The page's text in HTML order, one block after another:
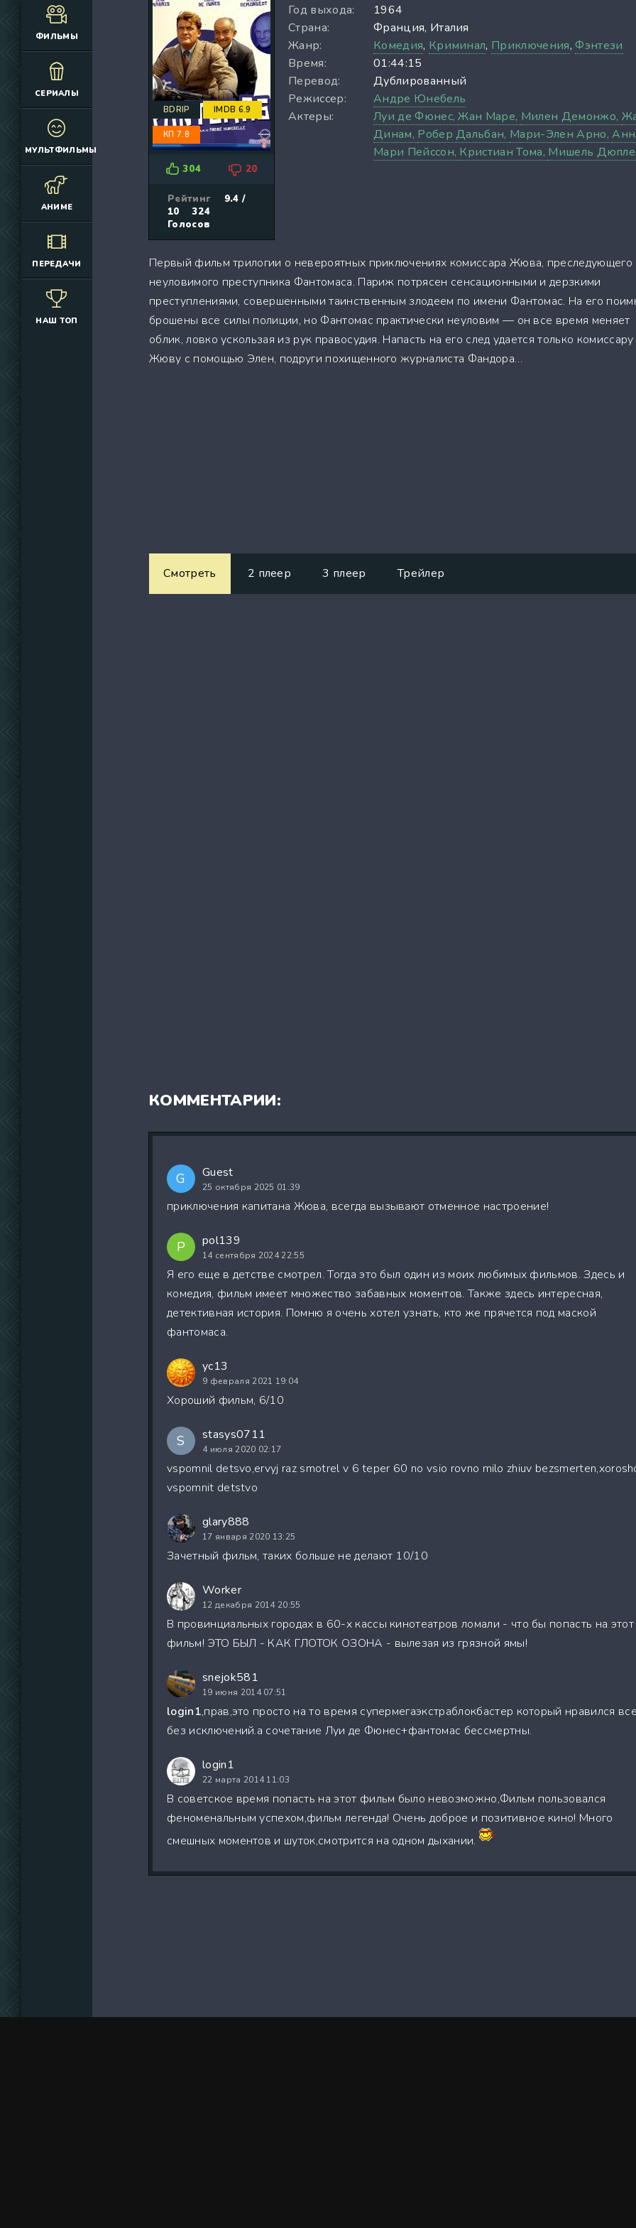
ФИЛЬМЫ
(12925)
(4392)
(6692)
(2645)
(2752)
(2164)
(10686)
(7063)
(3006)
(308)
(4415)
(4533)
(3222)
(3576)
(576)
(34291)
(39129)
(737)
СЕРИАЛЫ
(3076)
(2166)
(660)
(1830)
(324)
(884)
(12174)
(335)
МУЛЬТФИЛЬМЫ
АНИМЕ
ПЕРЕДАЧИ
НАШ ТОП
BDRIP IMDB 6.9
КП 7.8
304 20
Рейтинг
9.4 /
10
324
Голосов
Год выхода:
1964
Страна:
Франция, Италия
Жанр:
Комедия, Криминал, Приключения,Фэнтези
Время:
01:44:15
Перевод:
Дублированный
Режиссер:
Андре Юнебель
Актеры:
Луи де Фюнес,Жан Маре, Милен Демонжо,
Динам, Робер Дальбан, Мари-Элен Арно,
Мари Пейссон, Кристиан Тома, Мишель
Первый фильм трилогии о невероятных приключениях комиссара Жюва, преследующего
неуловимого преступника Фантомаса. Париж потрясен сенсационными и дерзкими
преступлениями, совершенными таинственным злодеем по имени Фантомас. На его
брошены все силы полиции, но Фантомас практически неуловим — он все время меняет
облик, ловко ускользая из рук правосудия. Напасть на его след удается только комиссару
Жюву с помощью Элен, подруги похищенного журналиста Фандора…
Смотреть 2 плеер 3 плеер Трейлер
КОММЕНТАРИИ:
G Guest
25 октября 2025 01:39
приключения капитана Жюва, всегда вызывают отменное настроение!
P pol139
14 сентября 2024 22:55
Я его еще в детстве смотрел. Тогда это был один из моих любимых фильмов. Здесь и
комедия, фильм имеет множество забавных моментов. Также здесь интересная,
детективная история. Помню я очень хотел узнать, кто же прячется под маской
фантомаса.
yc13
9 февраля 2021 19:04
Хороший фильм, 6/10
S stasys0711
4 июля 2020 02:17
vspomnil detsvo,ervyj raz smotrel v 6 teper 60 no vsio rovno milo zhiuv
vspomnit detstvo
glary888
17 января 2020 13:25
Зачетный фильм, таких больше не делают 10/10
Worker
12 декабря 2014 20:55
В провинциальных городах в 60-х кассы кинотеатров ломали - что бы попасть на этот
фильм! ЭТО БЫЛ - КАК ГЛОТОК ОЗОНА - вылезая из грязной ямы!
snejok581
19 июня 2014 07:51
login1,прав,это просто на то время супермегаэкстраблокбастер который нравился
без исключений.а сочетание Луи де Фюнес+фантомас бессмертны.
login1
22 марта 2014 11:03
В советское время попасть на этот фильм было невозможно,Фильм пользовался
феноменальным успехом,фильм легенда! Очень доброе и позитивное кино! Много
смешных моментов и шуток,смотрится на одном дыхании.